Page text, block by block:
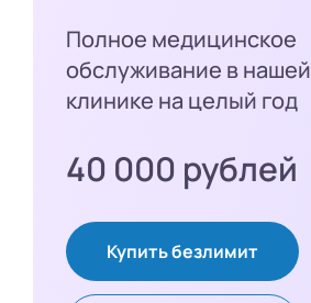
Полное медицинское
обслуживание в нашей
клинике на целый год
40 000 рублей
Купить безлимит